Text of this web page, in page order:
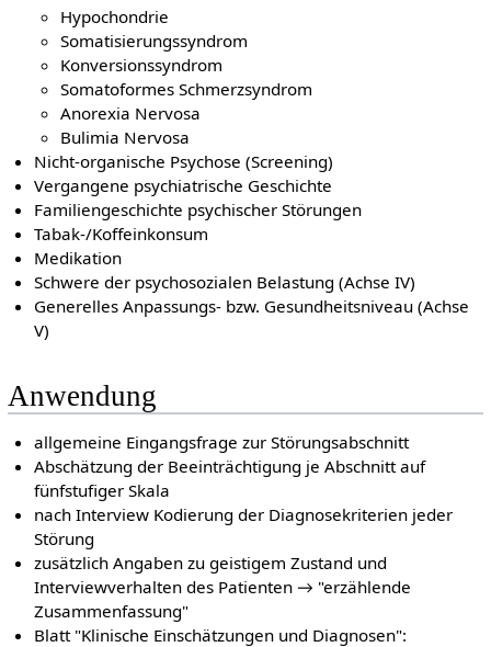
Hypochondrie
Somatisierungssyndrom
Konversionssyndrom
Somatoformes Schmerzsyndrom
Anorexia Nervosa
Bulimia Nervosa
Nicht-organische Psychose (Screening)
Vergangene psychiatrische Geschichte
Familiengeschichte psychischer Störungen
Tabak-/Koffeinkonsum
Medikation
Schwere der psychosozialen Belastung (Achse IV)
Generelles Anpassungs- bzw. Gesundheitsniveau (Achse
V)
Anwendung
allgemeine Eingangsfrage zur Störungsabschnitt
Abschätzung der Beeinträchtigung je Abschnitt auf
fünfstufiger Skala
nach Interview Kodierung der Diagnosekriterien jeder
Störung
zusätzlich Angaben zu geistigem Zustand und
Interviewverhalten des Patienten → "erzählende
Zusammenfassung"
Blatt "Klinische Einschätzungen und Diagnosen":